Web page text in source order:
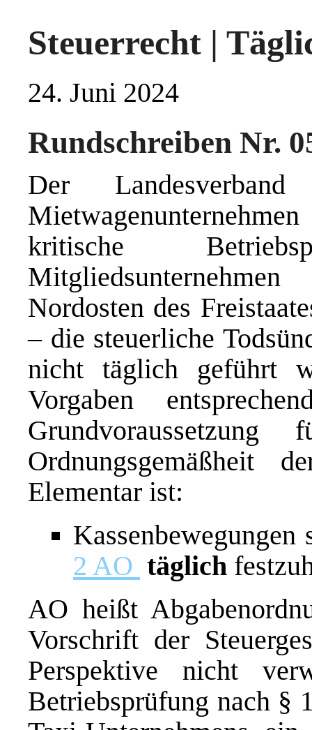
Steuerrecht |
24. Juni 2024
Rundschreiben Nr.
Der
kritische
Nordosten des
– die steuerliche
nicht täglich geführt
Vorgaben
Ordnungsgemäßheit
Elementar ist:
2 AO täglich
AO heißt
Vorschrift der
Perspektive nicht
Betriebsprüfung nach §